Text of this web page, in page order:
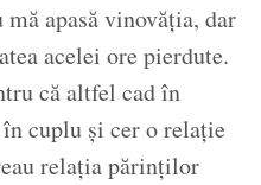
apasă vinovăția, dar
acelei ore pierdute.
că altfel cad în
cuplu și cer o relație
relația părinților